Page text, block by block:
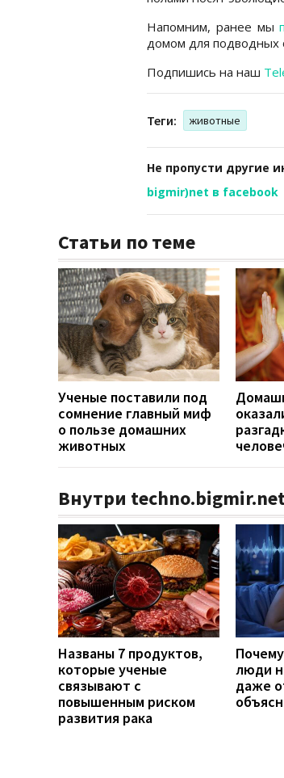
Напомним, ранее мы
домом для подводных
Подпишись на наш
Теги: животные
Не пропусти другие
bigmir)net в facebook
Статьи по теме
Ученые поставили под
сомнение главный миф
о пользе домашних
животных
Внутри
Названы 7 продуктов,
которые ученые
связывают с
повышенным риском
развития рака
люди
даже